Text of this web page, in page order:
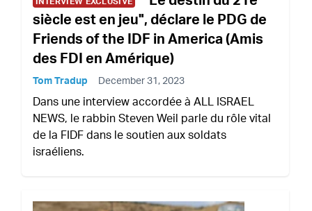
siècle est en jeu", déclare le PDG de
Friends of the IDF in America (Amis
des FDI en Amérique)
Tom Tradup December 31, 2023
Dans une interview accordée à ALL ISRAEL
NEWS, le rabbin Steven Weil parle du rôle vital
de la FIDF dans le soutien aux soldats
israéliens.